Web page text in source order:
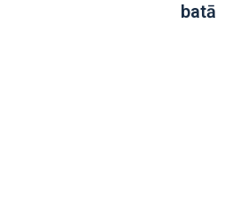
batā